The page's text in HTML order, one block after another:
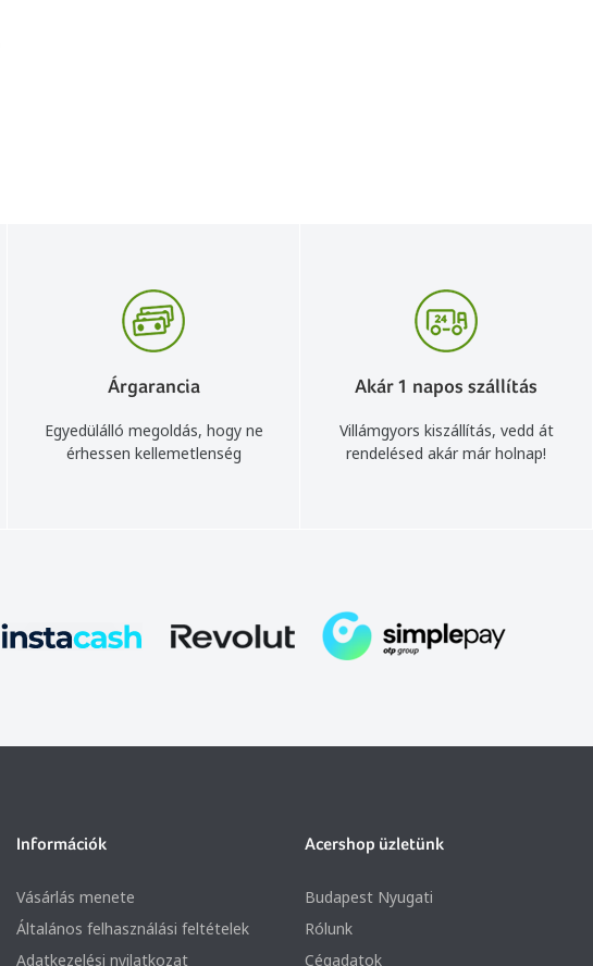
Árgarancia
Egyedülálló megoldás, hogy ne
érhessen kellemetlenség
Akár 1 napos szállítás
Villámgyors kiszállítás, vedd át
rendelésed akár már holnap!
Információk
Vásárlás menete
Általános felhasználási feltételek
Adatkezelési nyilatkozat
Acershop üzletünk
Budapest Nyugati
Rólunk
Cégadatok